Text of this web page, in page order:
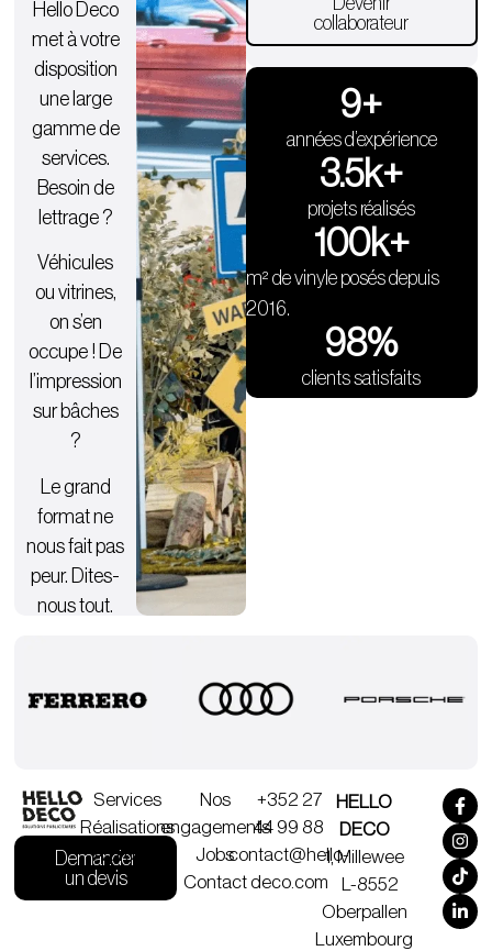
Hello Deco
met à votre
disposition
une large
gamme de
services.
Besoin de
lettrage ?
Véhicules
ou vitrines,
on s’en
occupe ! De
l’impression
sur bâches
?
Le grand
format ne
nous fait pas
peur. Dites-
nous tout.
collaborateur
années d’expérience
9+
projets réalisés
3.5k+
m² de vinyle posés depuis
2016.
100k+
clients satisfaits
98%
Demander
un devis
Services
Réalisations
À propos
Nos
engagements
Jobs
Contact
+352 27
44 99 88
contact@hello-
deco.com
HELLO
DECO
1, Millewee
L-8552
Oberpallen
Luxembourg